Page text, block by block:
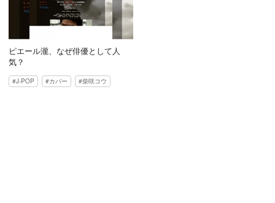
ピエール瀧、なぜ俳優として人
気？
J-POP カバー 柴咲コウ